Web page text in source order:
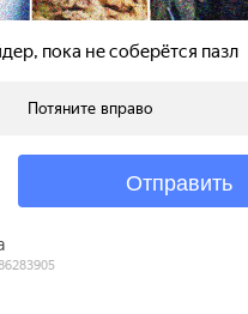
- система поиска запчастей,
2026 Все права защищены